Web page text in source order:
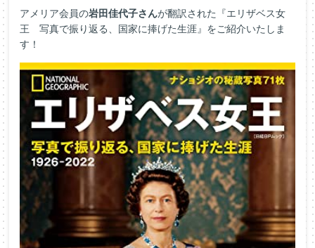
アメリア会員の岩田佳代子さんが翻訳された『エリザベス女
王 写真で振り返る、国家に捧げた生涯』をご紹介いたしま
す！